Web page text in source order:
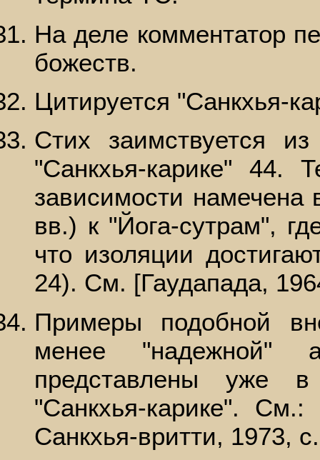
На деле комментатор
божеств.
Цитируется "Санкхья-
Стих заимствуется
"Санкхья-карике" 44.
зависимости
вв.) к "Йога-сутрам",
что изоляции
24). См. [Гаудапада,
Примеры подобной
менее "надежной"
представлены уже
"Санкхья-карике".
Санкхья-вритти, 1973,